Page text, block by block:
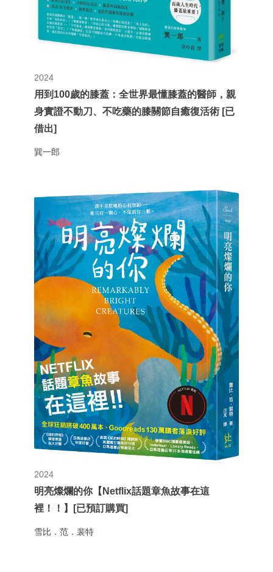
2024
用到100歲的膝蓋：全世界最懂膝蓋的醫師，親
身實證不動刀、不吃藥的膝關節自癒復活術 [已
借出]
巽一郎
2024
明亮燦爛的你【Netflix話題章魚故事在這
裡！！】[已預訂購買]
雪比．范．裴特